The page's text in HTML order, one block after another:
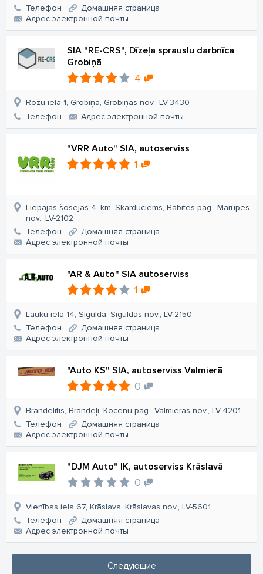
Телефон
Домашняя страница
Aдрес электронной почты
SIA "RE-CRS", Dīzeļa sprauslu darbnīca
Grobiņā
4
Rožu iela 1, Grobiņa, Grobiņas nov., LV-3430
Телефон
Aдрес электронной почты
"VRR Auto" SIA, autoserviss
1
Liepājas šosejas 4. km, Skārduciems, Babītes pag., Mārupes
nov., LV-2102
Телефон
Домашняя страница
Aдрес электронной почты
"AR & Auto" SIA autoserviss
1
Lauku iela 14, Sigulda, Siguldas nov., LV-2150
Телефон
Домашняя страница
Aдрес электронной почты
"Auto KS" SIA, autoserviss Valmierā
0
Brandelītis, Brandeļi, Kocēnu pag., Valmieras nov., LV-4201
Телефон
Домашняя страница
Aдрес электронной почты
"DJM Auto" IK, autoserviss Krāslavā
0
Vienības iela 67, Krāslava, Krāslavas nov., LV-5601
Телефон
Домашняя страница
Aдрес электронной почты
Следующие